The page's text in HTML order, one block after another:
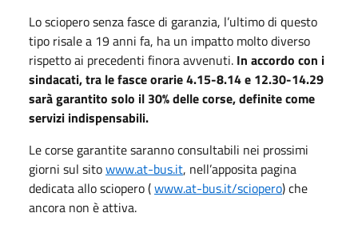
Lo sciopero senza fasce di garanzia, l’ultimo di questo
tipo risale a 19 anni fa, ha un impatto molto diverso
rispetto ai precedenti finora avvenuti. In accordo con i
sindacati, tra le fasce orarie 4.15-8.14 e 12.30-14.29
sarà garantito solo il 30% delle corse, definite come
servizi indispensabili.
Le corse garantite saranno consultabili nei prossimi
giorni sul sitowww.at-bus.it, nell’apposita pagina
dedicata allo sciopero (www.at-bus.it/sciopero) che
ancora non è attiva.